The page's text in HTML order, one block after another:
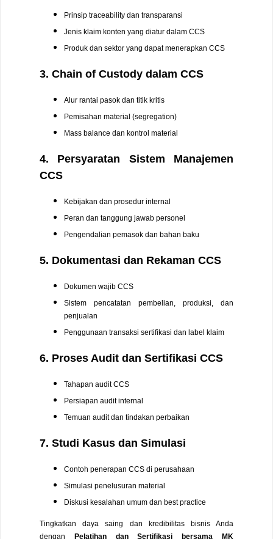
Prinsip traceability dan transparansi
Jenis klaim konten yang diatur dalam CCS
Produk dan sektor yang dapat menerapkan CCS
3. Chain of Custody dalam CCS
Alur rantai pasok dan titik kritis
Pemisahan material (segregation)
Mass balance dan kontrol material
4. Persyaratan Sistem Manajemen
CCS
Kebijakan dan prosedur internal
Peran dan tanggung jawab personel
Pengendalian pemasok dan bahan baku
5. Dokumentasi dan Rekaman CCS
Dokumen wajib CCS
Sistem pencatatan pembelian, produksi, dan
penjualan
Penggunaan transaksi sertifikasi dan label klaim
6. Proses Audit dan Sertifikasi CCS
Tahapan audit CCS
Persiapan audit internal
Temuan audit dan tindakan perbaikan
7. Studi Kasus dan Simulasi
Contoh penerapan CCS di perusahaan
Simulasi penelusuran material
Diskusi kesalahan umum dan best practice
Tingkatkan daya saing dan kredibilitas bisnis Anda
dengan
Pelatihan dan Sertifikasi bersama MK